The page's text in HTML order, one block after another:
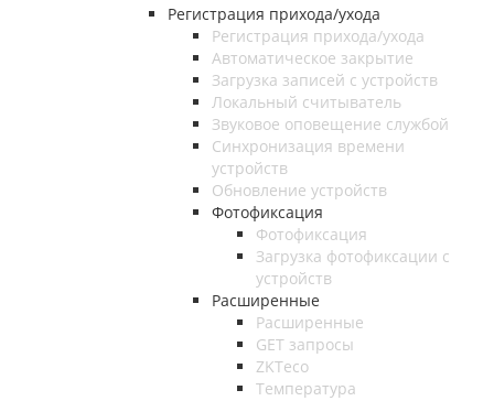
Регистрация прихода/ухода
Регистрация прихода/ухода
Автоматическое закрытие
Загрузка записей с устройств
Локальный считыватель
Звуковое оповещение службой
Синхронизация времени
устройств
Обновление устройств
Фотофиксация
Фотофиксация
Загрузка фотофиксации с
устройств
Расширенные
Расширенные
GET запросы
ZKTeco
Температура